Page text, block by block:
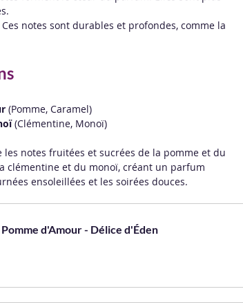
Ces notes sont durables et profondes, comme la
(Pomme, Caramel)
(Clémentine, Monoï)
les notes fruitées et sucrées de la pomme et du
clémentine et du monoï, créant un parfum
ensoleillées et les soirées douces.
d'Amour - Délice d'Éden